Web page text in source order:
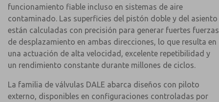
funcionamiento fiable incluso en sistemas de aire
contaminado. Las superficies del pistón doble y del asiento
están calculadas con precisión para generar fuertes fuerzas
de desplazamiento en ambas direcciones, lo que resulta en
una actuación de alta velocidad, excelente repetibilidad y
un rendimiento constante durante millones de ciclos.
La familia de válvulas DALE abarca diseños con piloto
externo, disponibles en configuraciones controladas por